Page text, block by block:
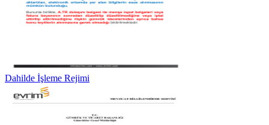
Dahilde İşleme Rejimi